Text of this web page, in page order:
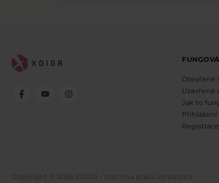
Otevřené
Uzavřené
Jak to
Přihlášení
Registrace